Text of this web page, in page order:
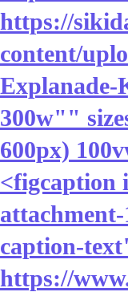
https://
content/
Explanade-
300w""
600px)
caption-
https://